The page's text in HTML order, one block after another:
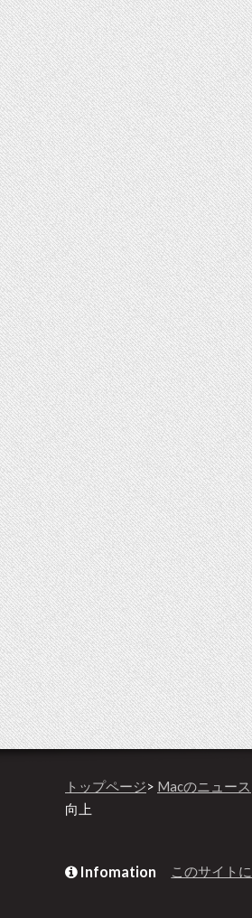
トップページ> Macのニュース
向上
Infomation このサイト